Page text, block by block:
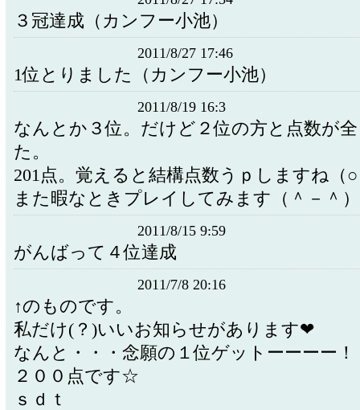
３冠達成（カンフー小池）
2011/8/27 17:46
1位とりました（カンフー小池）
2011/8/19 16:3
なんとか３位。だけど２位の方と点数が
た。
201点。覚えると結構点数うｐしますね（
また暇なときプレイしてみます（＾－＾
2011/8/15 9:59
がんばって４位達成
2011/7/8 20:16
↑のものです。
私だけ(？)いいお知らせがあります❤
なんと・・・念願の１位ゲットーーーー！
２００点です☆
ｓｄｔ